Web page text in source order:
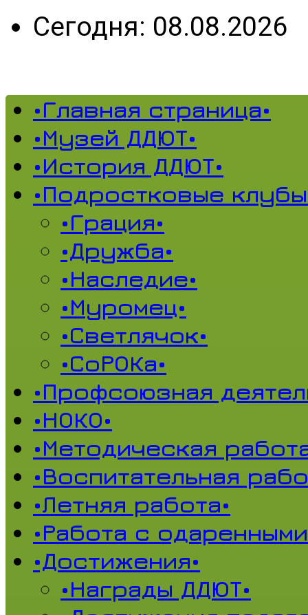
Сегодня: 08.08.2026
•Главная страница•
•Музей ДДЮТ•
•История ДДЮТ•
•Подростковые
•Грация•
•Дружба•
•Наследие•
•Муромец•
•Светлячок•
•СоРОКа•
•Профсоюзная
•НОКО•
•Методическая
•Воспитательная
•Летняя работа•
•Работа с
•Достижения•
•Награды ДДЮТ•